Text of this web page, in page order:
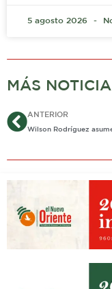
5 agosto 2026
MÁS
AntANTERIOR